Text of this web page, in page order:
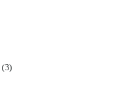
(3)